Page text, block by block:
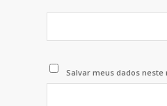
Salvar meus dados